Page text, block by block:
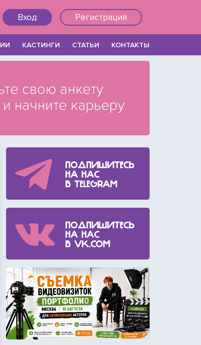
Вход Регистрация
КАСТИНГИ СТАТЬИ КОНТАКТЫ